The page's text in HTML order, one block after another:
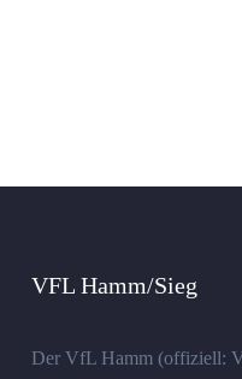
VFL Hamm/Sieg
Der VfL Hamm (offiziell: